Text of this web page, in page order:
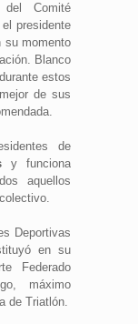
del Comité
presidente
su momento
Blanco
estos
de sus
de
y funciona
aquellos
Deportivas
en su
Federado
máximo
de Triatlón.